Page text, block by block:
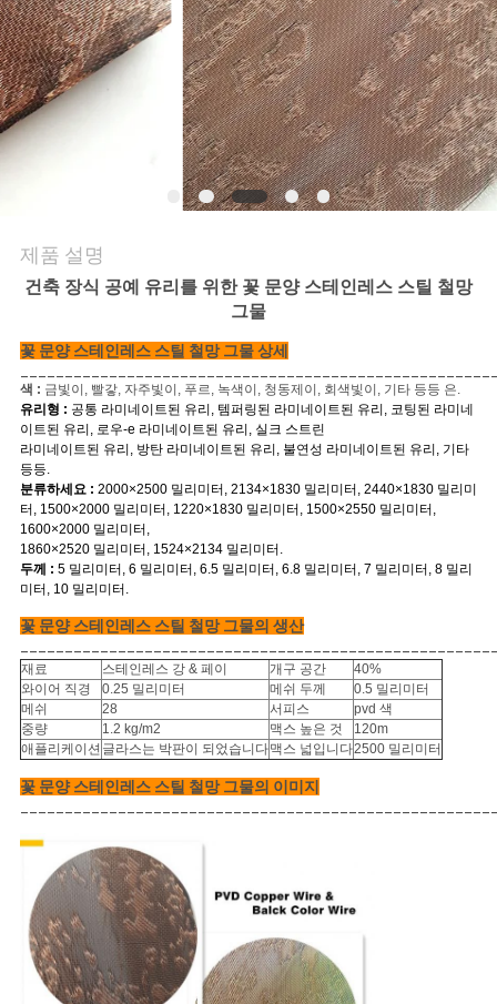
문
의
하
뉴
사
건
사
이
트
맵
PRIVACY
POLICY
제품 설명
건축 장식 공예 유리를 위한 꽃 문양 스테인레스 스틸 철망
그물
꽃 문양 스테인레스 스틸 철망 그물 상세
색 : 금빛이, 빨갛, 자주빛이, 푸르, 녹색이, 청동제이, 회색빛이, 기타 등등 은.
유리형 : 공통 라미네이트된 유리, 템퍼링된 라미네이트된 유리, 코팅된 라미네
이트된 유리, 로우-e 라미네이트된 유리, 실크 스트린
라미네이트된 유리, 방탄 라미네이트된 유리, 불연성 라미네이트된 유리, 기타
등등.
분류하세요 : 2000×2500 밀리미터, 2134×1830 밀리미터, 2440×1830 밀리미
터, 1500×2000 밀리미터, 1220×1830 밀리미터, 1500×2550 밀리미터,
1600×2000 밀리미터,
1860×2520 밀리미터, 1524×2134 밀리미터.
두께 : 5 밀리미터, 6 밀리미터, 6.5 밀리미터, 6.8 밀리미터, 7 밀리미터, 8 밀리
미터, 10 밀리미터.
꽃 문양 스테인레스 스틸 철망 그물의 생산
재료 스테인레스 강 & 페이 개구 공간
40%
와이어 직경
0.25 밀리미터 메쉬 두께
0.5 밀리미터
메쉬
28 서피스
pvd 색
중량
1.2 kg/m2 맥스 높은 것
120m
애플리케이션 글라스는 박판이 되었습니다맥스 넓입니다2500 밀리미터
꽃 문양 스테인레스 스틸 철망 그물의 이미지